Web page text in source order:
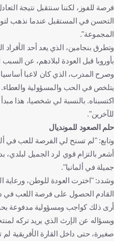
فرصة للفوز، لكننا سنتقبل نتيجة
التحسن في المستقبل عندما نذهب
المجموعة".
وتطرق بنجامين، الذي يعد أحد الأفراد
بأوروبا قبل العودة لبلادهم، عن
وصرح المدرب، الذي كان لاعبا أساسيا
يتلخص في الحب والمسؤولية والعطاء.
اكتسبناه. بالنسبة لي شخصيا، هذا
للآخرين".
حلم الصعود للمونديال
وتابع: "لم تسنح لي الفرصة للعب في
أشعر بالتزام قوي لرد الجميل لبلدي،
جميلة في ألمانيا".
وشدد: "اخترت العودة للوطن، ورعاية
القادم الحصول على فرصة اللعب في دول
أرى ذلك كواجب ومسؤولية مدفوعة
وبسؤاله عن الإرث الذي يريد تركه
صغيرة، حتى داخل القارة الأفريقية